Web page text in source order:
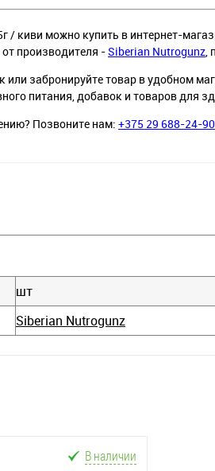
/ киви можно купить в интернет-
от производителя -Siberian Nutrogunz,
или забронируйте товар в удобном
питания, добавок и товаров для
Позвоните нам: +375 29 688-24-90
шт
Siberian Nutrogunz
В наличии